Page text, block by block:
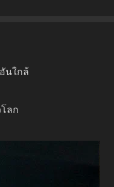
นใกล้
ลก